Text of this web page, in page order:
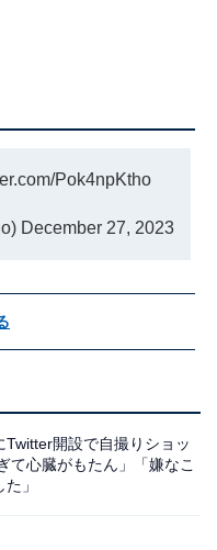
Pok4npKtho
December 27, 2023
Twitter開設で自撮りショッ
て心臓がもたん」「嫌なこ
」